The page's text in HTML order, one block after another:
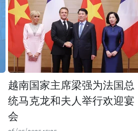
越南国家主席梁强为法国总
统马克龙和夫人举行欢迎宴
会